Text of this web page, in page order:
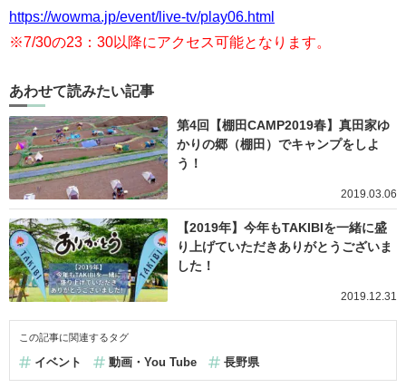
https://wowma.jp/event/live-tv/play06.html
※7/30の23：30以降にアクセス可能となります。
あわせて読みたい記事
第4回【棚田CAMP2019春】真田家ゆ
かりの郷（棚田）でキャンプをしよ
う！
2019.03.06
【2019年】今年もTAKIBIを一緒に盛
り上げていただきありがとうございま
した！
2019.12.31
この記事に関連するタグ
イベント 動画・You Tube 長野県